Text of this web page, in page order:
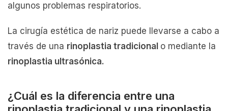
algunos problemas respiratorios.
La cirugía estética de nariz puede llevarse a cabo a
través de una rinoplastia tradicional o mediante la
rinoplastia ultrasónica.
¿Cuál es la diferencia entre una